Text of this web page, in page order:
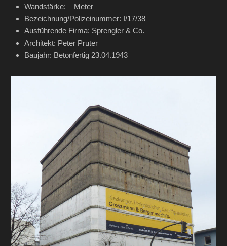
Wandstärke: – Meter
Bezeichnung/Polizeinummer: I/17/38
Ausführende Firma: Sprengler & Co.
Architekt: Peter Pruter
Baujahr: Betonfertig 23.04.1943